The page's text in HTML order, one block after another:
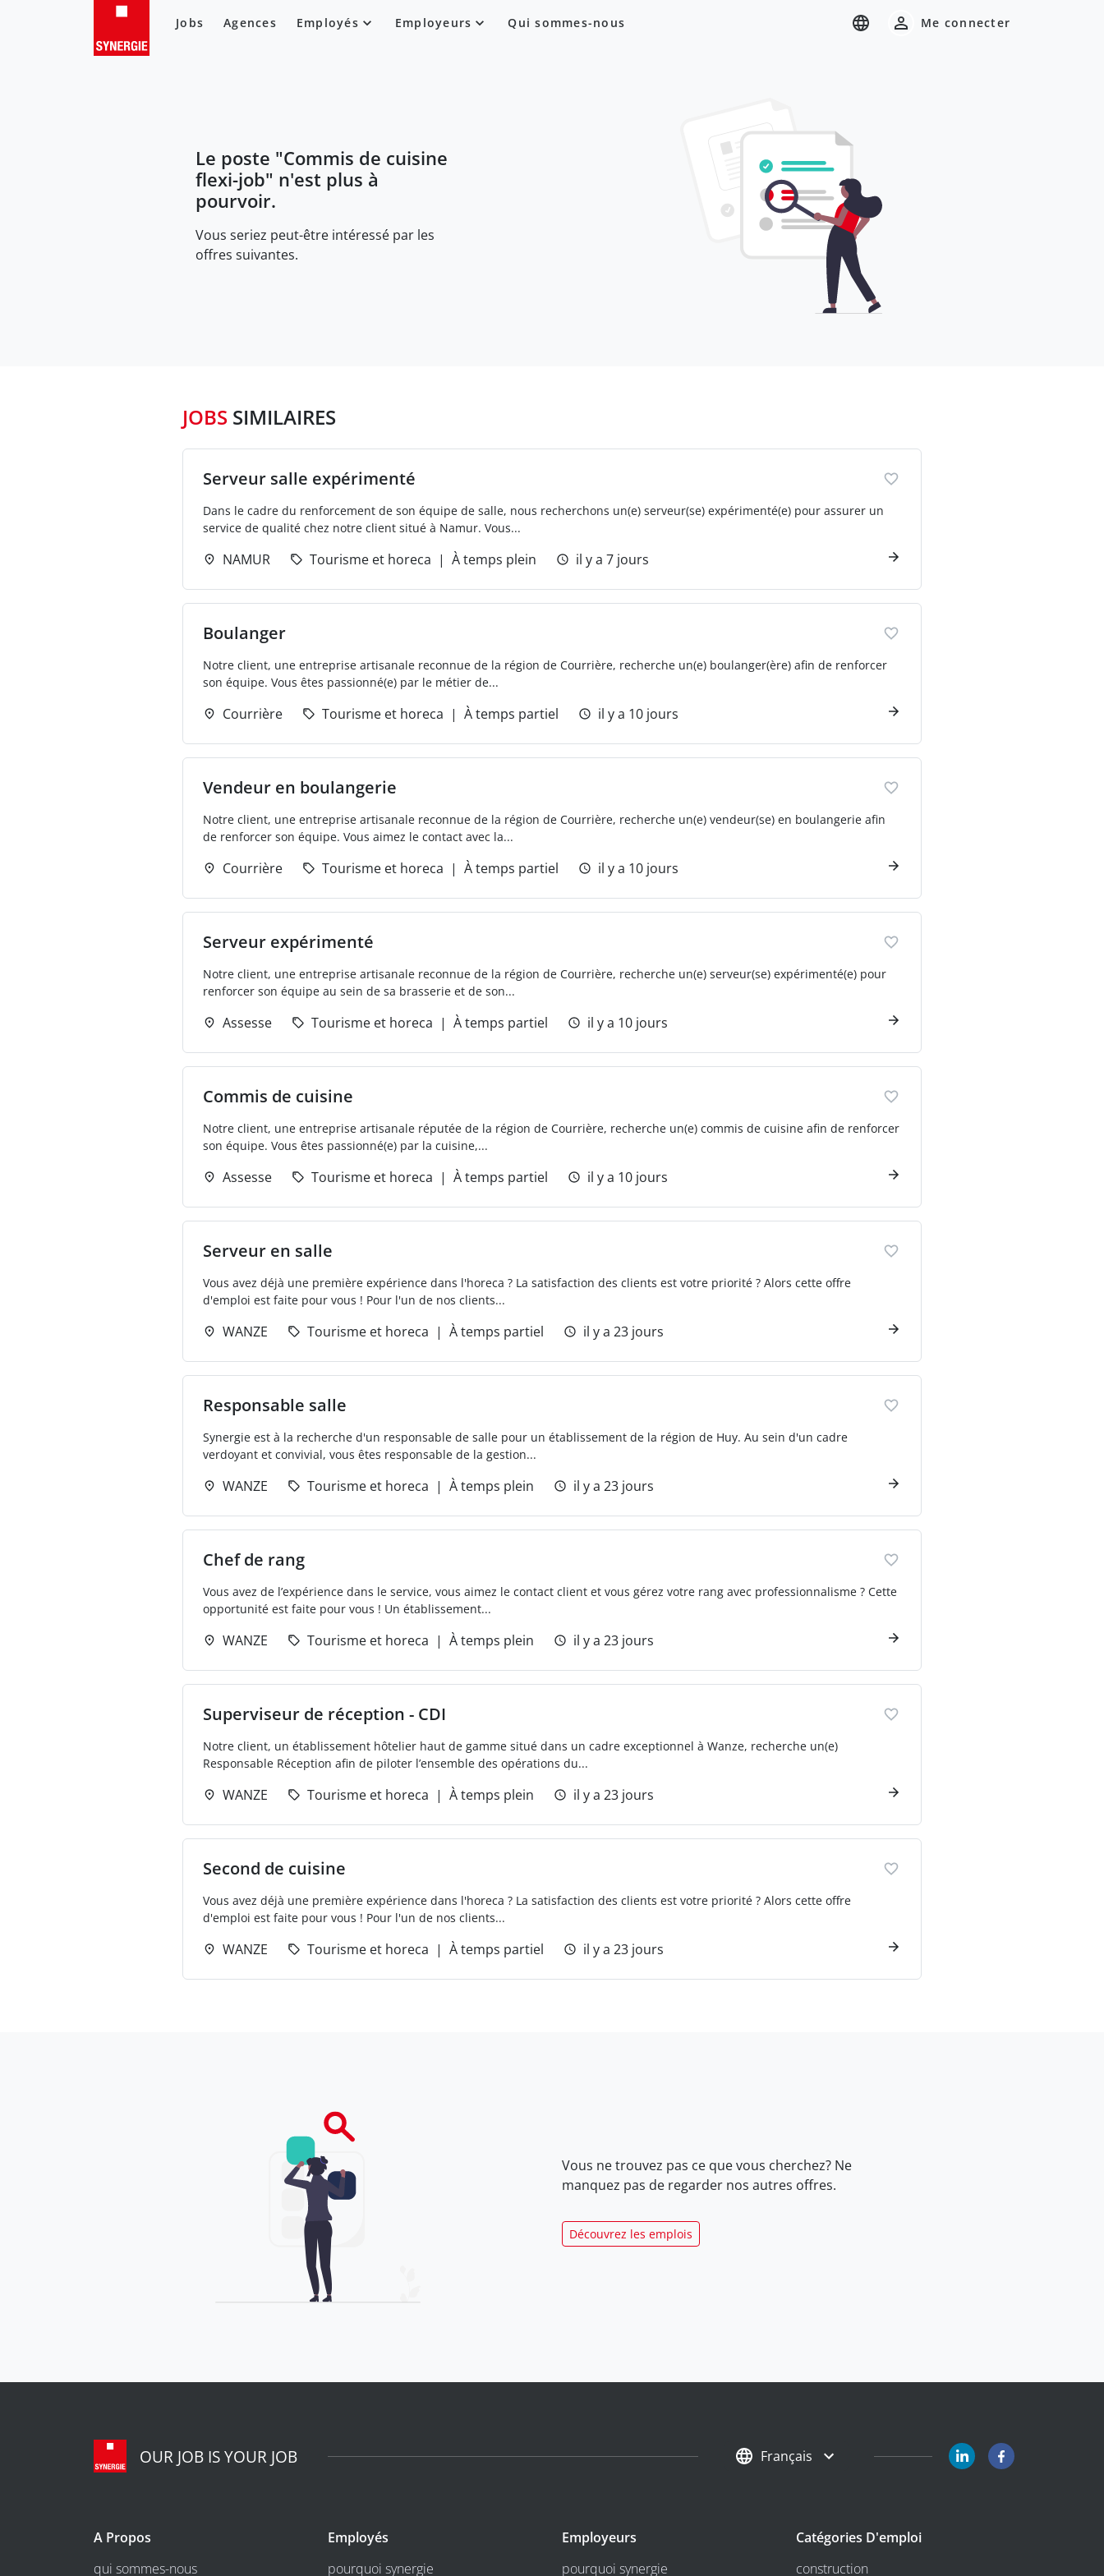
Jobs Agences Employés Employeurs Qui sommes-nous Me connecter
Le poste "Commis de cuisine
flexi-job" n'est plus à
pourvoir.
Vous seriez peut-être intéressé par les
offres suivantes.
JOBS SIMILAIRES
Serveur salle expérimenté
Dans le cadre du renforcement de son équipe de salle, nous recherchons un(e) serveur(se) expérimenté(e) pour assurer un
service de qualité chez notre client situé à Namur. Vous...
NAMUR Tourisme et horeca À temps plein il y a 7 jours
Boulanger
Notre client, une entreprise artisanale reconnue de la région de Courrière, recherche un(e) boulanger(ère) afin de renforcer
son équipe. Vous êtes passionné(e) par le métier de...
Courrière Tourisme et horeca À temps partiel il y a 10 jours
Vendeur en boulangerie
Notre client, une entreprise artisanale reconnue de la région de Courrière, recherche un(e) vendeur(se) en boulangerie afin
de renforcer son équipe. Vous aimez le contact avec la...
Courrière Tourisme et horeca À temps partiel il y a 10 jours
Serveur expérimenté
Notre client, une entreprise artisanale reconnue de la région de Courrière, recherche un(e) serveur(se) expérimenté(e) pour
renforcer son équipe au sein de sa brasserie et de son...
Assesse Tourisme et horeca À temps partiel il y a 10 jours
Commis de cuisine
Notre client, une entreprise artisanale réputée de la région de Courrière, recherche un(e) commis de cuisine afin de renforcer
son équipe. Vous êtes passionné(e) par la cuisine,...
Assesse Tourisme et horeca À temps partiel il y a 10 jours
Serveur en salle
Vous avez déjà une première expérience dans l'horeca ? La satisfaction des clients est votre priorité ? Alors cette offre
d'emploi est faite pour vous ! Pour l'un de nos clients...
WANZE Tourisme et horeca À temps partiel il y a 23 jours
Responsable salle
Synergie est à la recherche d'un responsable de salle pour un établissement de la région de Huy. Au sein d'un cadre
verdoyant et convivial, vous êtes responsable de la gestion...
WANZE Tourisme et horeca À temps plein il y a 23 jours
Chef de rang
Vous avez de l’expérience dans le service, vous aimez le contact client et vous gérez votre rang avec professionnalisme ? Cette
opportunité est faite pour vous ! Un établissement...
WANZE Tourisme et horeca À temps plein il y a 23 jours
Superviseur de réception - CDI
Notre client, un établissement hôtelier haut de gamme situé dans un cadre exceptionnel à Wanze, recherche un(e)
Responsable Réception afin de piloter l’ensemble des opérations du...
WANZE Tourisme et horeca À temps plein il y a 23 jours
Second de cuisine
Vous avez déjà une première expérience dans l'horeca ? La satisfaction des clients est votre priorité ? Alors cette offre
d'emploi est faite pour vous ! Pour l'un de nos clients...
WANZE Tourisme et horeca À temps partiel il y a 23 jours
Vous ne trouvez pas ce que vous cherchez? Ne
manquez pas de regarder nos autres offres.
Découvrez les emplois
OUR JOB IS YOUR JOB Français
A Propos
qui sommes-nous
Employés
pourquoi synergie
Employeurs
pourquoi synergie
Catégories D'emploi
construction